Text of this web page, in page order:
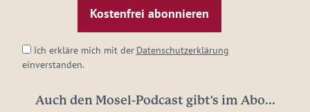
Adresse:
Ich erkläre mich mit der Datenschutzerklärung
einverstanden.
Auch den Mosel-Podcast gibt's im Abo...